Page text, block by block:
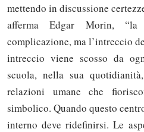
mettendo in discussione
afferma Edgar Morin,
complicazione, ma l’intreccio
intreccio viene scosso da
scuola, nella sua
relazioni umane che
simbolico. Quando questo
interno deve ridefinirsi. Le